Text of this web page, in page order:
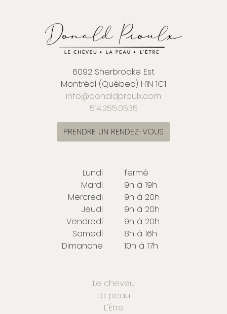
6092 Sherbrooke Est
Montréal (Québec) H1N 1C1
info@donaldproulx.com
514.255.0535
PRENDRE UN RENDEZ-VOUS
Lundi
fermé
Mardi
9h à 19h
Mercredi
9h à 20h
Jeudi
9h à 20h
Vendredi
9h à 20h
Samedi
8h à 16h
Dimanche
10h à 17h
Le cheveu
La peau
L'Être